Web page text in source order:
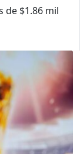
de $1.86 mil